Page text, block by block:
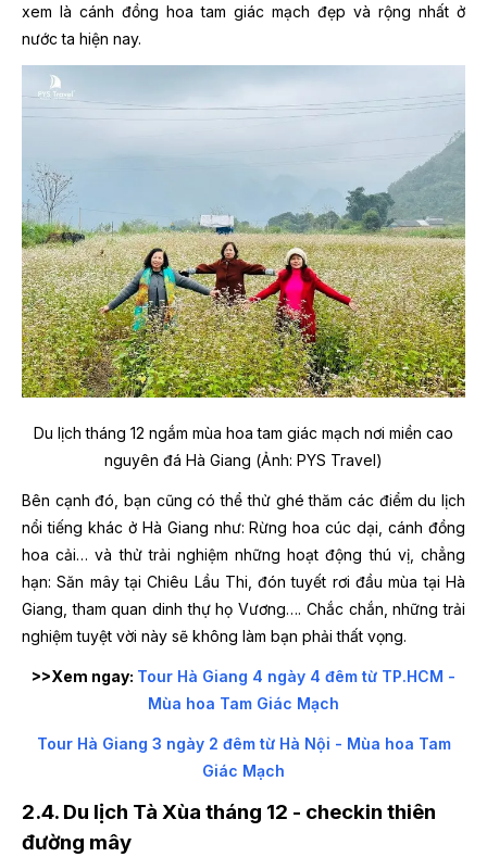
xem là cánh đồng hoa tam giác mạch đẹp và rộng nhất ở
nước ta hiện nay.
Du lịch tháng 12 ngắm mùa hoa tam giác mạch nơi miền cao
nguyên đá Hà Giang (Ảnh: PYS Travel)
Bên cạnh đó, bạn cũng có thể thử ghé thăm các điểm du lịch
nổi tiếng khác ở Hà Giang như: Rừng hoa cúc dại, cánh đồng
hoa cải… và thử trải nghiệm những hoạt động thú vị, chẳng
hạn: Săn mây tại Chiêu Lầu Thi, đón tuyết rơi đầu mùa tại Hà
Giang, tham quan dinh thự họ Vương…. Chắc chắn, những trải
nghiệm tuyệt vời này sẽ không làm bạn phải thất vọng.
>>Xem ngay: Tour Hà Giang 4 ngày 4 đêm từ TP.HCM -
Mùa hoa Tam Giác Mạch
Tour Hà Giang 3 ngày 2 đêm từ Hà Nội - Mùa hoa Tam
Giác Mạch
2.4. Du lịch Tà Xùa tháng 12 - checkin thiên
đường mây